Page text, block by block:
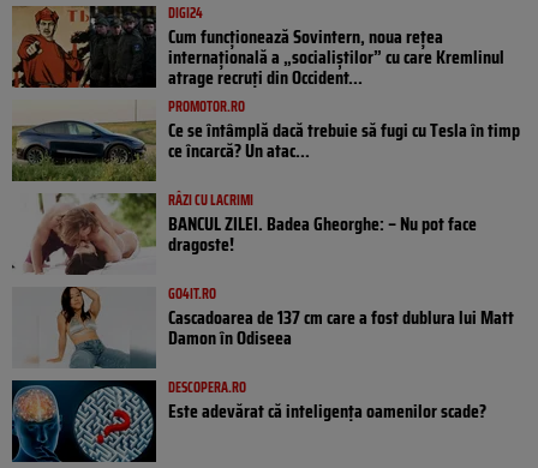
DIGI24
Cum funcționează Sovintern, noua rețea
internațională a „socialiștilor” cu care Kremlinul
atrage recruți din Occident...
PROMOTOR.RO
Ce se întâmplă dacă trebuie să fugi cu Tesla în timp
ce încarcă? Un atac...
RÂZI CU LACRIMI
BANCUL ZILEI. Badea Gheorghe: – Nu pot face
dragoste!
GO4IT.RO
Cascadoarea de 137 cm care a fost dublura lui Matt
Damon în Odiseea
DESCOPERA.RO
Este adevărat că inteligența oamenilor scade?